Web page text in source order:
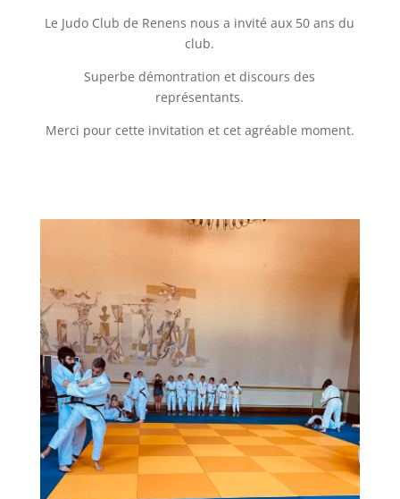
Le Judo Club de Renens nous a invité aux 50 ans du
club.
Superbe démontration et discours des
représentants.
Merci pour cette invitation et cet agréable moment.